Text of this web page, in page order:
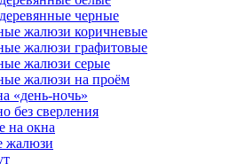
черные
жалюзи коричневые
жалюзи графитовые
жалюзи серые
жалюзи на проём
«день-ночь»
без сверления
на окна
жалюзи